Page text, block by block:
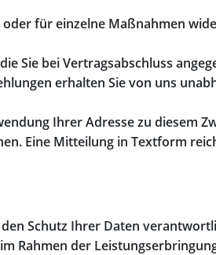
für einzelne Maßnahmen
Sie bei Vertragsabschluss
erhalten Sie von uns
Ihrer Adresse zu diesem
Eine Mitteilung in Textform
Schutz Ihrer Daten
Rahmen der